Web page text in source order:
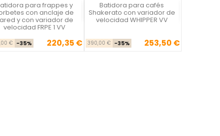
para frappes y
con anclaje de
y con variador de
velocidad FRPE 1 VV
Precio base
€ -35% Precio
220,35 €

Vista rápida Batidora para cafés
Shakerato con variador de
velocidad WHIPPER VV
Precio base
390,00 € -35% Precio
253,50 €

Vista rápida